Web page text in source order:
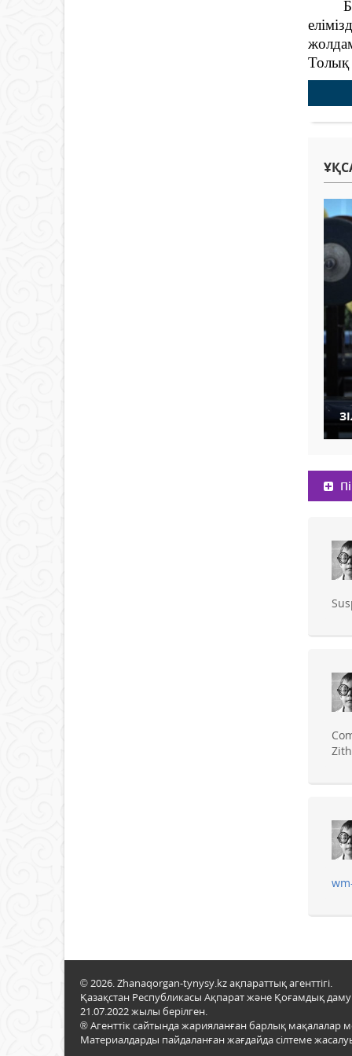
Толық
© 2026. Zhanaqorgan-tynysy.kz ақпараттық агенттігі.
Қазақстан Республикасы Ақпарат және Қоғамдық даму
21.07.2022 жылы берілген.
® Агенттік сайтында жарияланған барлық
Материалдарды пайдаланған жағдайда сілтеме